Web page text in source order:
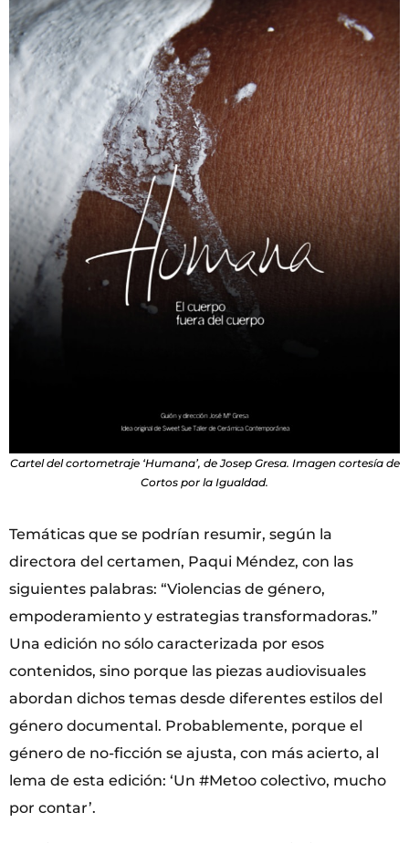
Cartel del cortometraje ‘Humana’, de Josep Gresa. Imagen cortesía de
Cortos por la Igualdad.
Temáticas que se podrían resumir, según la
directora del certamen, Paqui Méndez, con las
siguientes palabras: “Violencias de género,
empoderamiento y estrategias transformadoras.”
Una edición no sólo caracterizada por esos
contenidos, sino porque las piezas audiovisuales
abordan dichos temas desde diferentes estilos del
género documental. Probablemente, porque el
género de no-ficción se ajusta, con más acierto, al
lema de esta edición: ‘Un #Metoo colectivo, mucho
por contar’.